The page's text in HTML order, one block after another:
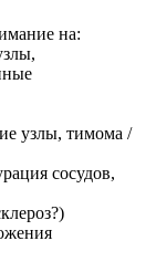
на:
узлы, тимома /
сосудов,